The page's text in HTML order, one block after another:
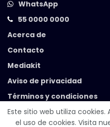
WhatsApp
55 0000 0000
Acerca de
Contacto
Mediakit
Aviso de privacidad
Términos y condiciones
Este sitio web utiliza
el uso de cookies. Visita